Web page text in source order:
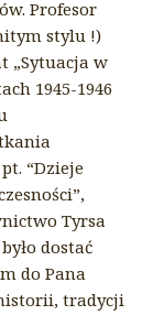
Profesor
stylu !)
„Sytuacja w
1945-1946
“Dzieje
Tyrsa
dostać
do Pana
tradycji